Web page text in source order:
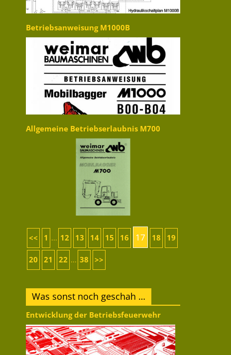
Betriebsanweisung M1000B
Allgemeine Betriebserlaubnis M700
<< 1 ... 12 13 14 15 16 17 18 19
20 21 22 ... 38 >>
Was sonst noch geschah …
Entwicklung der Betriebsfeuerwehr